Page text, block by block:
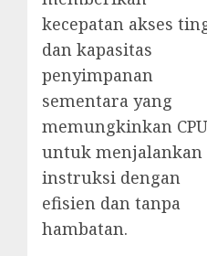
kecepatan akses
dan kapasitas
penyimpanan
sementara yang
memungkinkan CPU
untuk menjalankan
instruksi dengan
efisien dan tanpa
hambatan.